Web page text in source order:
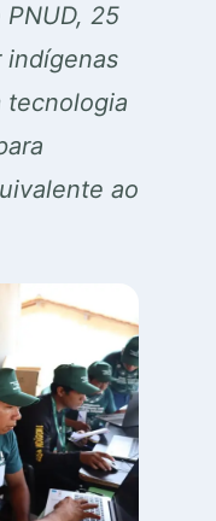
25
indígenas
tecnologia
ao